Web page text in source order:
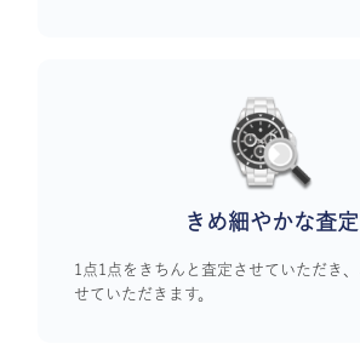
きめ細やかな査定
1点1点をきちんと査定させていただき
せていただきます。